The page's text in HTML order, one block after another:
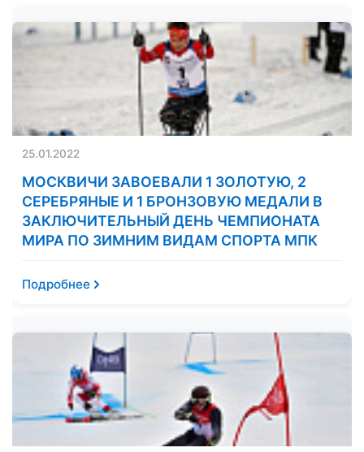
25.01.2022
МОСКВИЧИ ЗАВОЕВАЛИ 1 ЗОЛОТУЮ, 2
СЕРЕБРЯНЫЕ И 1 БРОНЗОВУЮ МЕДАЛИ В
ЗАКЛЮЧИТЕЛЬНЫЙ ДЕНЬ ЧЕМПИОНАТА
МИРА ПО ЗИМНИМ ВИДАМ СПОРТА МПК
Подробнее